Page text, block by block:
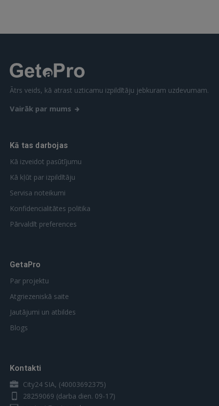
FACEBOOK
 Sign in with Apple
Vēl neesat reģistrējies?
Ātrs veids, kā atrast uzticamu izpildītāju jebkuram uzdevumam.
Vairāk par mums
Kā tas darbojas
Kā izveidot pasūtījumu
Kā kļūt par izpildītāju
Servisa noteikumi
Konfidencialitātes politika
Pārvaldīt preferences
GetaPro
Par projektu
Atgriezeniskā saite
Jautājumi un atbildes
Blogs
Kontakti
City24 SIA, (40003692375)
28259069 (darba dien. 09-17)